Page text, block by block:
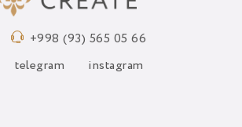
+998 (93) 565 05 66
telegram instagram